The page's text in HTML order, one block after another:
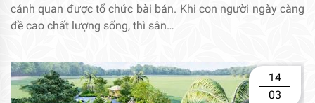
cảnh quan được tổ chức bài bản. Khi con người ngày càng
đề cao chất lượng sống, thì sân…
14
03